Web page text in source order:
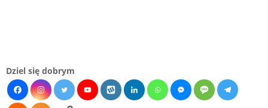
Dziel się dobrym